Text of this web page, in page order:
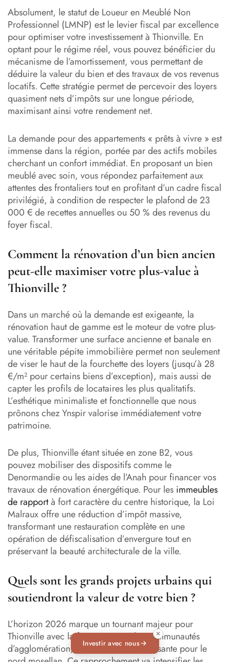
Absolument, le statut de Loueur en Meublé Non
Professionnel (LMNP) est le levier fiscal par excellence
pour optimiser votre investissement à Thionville. En
optant pour le régime réel, vous pouvez bénéficier du
mécanisme de l’amortissement, vous permettant de
déduire la valeur du bien et des travaux de vos revenus
locatifs. Cette stratégie permet de percevoir des loyers
quasiment nets d’impôts sur une longue période,
maximisant ainsi votre rendement net.
La demande pour des appartements « prêts à vivre » est
immense dans la région, portée par des actifs mobiles
cherchant un confort immédiat. En proposant un bien
meublé avec soin, vous répondez parfaitement aux
attentes des frontaliers tout en profitant d’un cadre fiscal
privilégié, à condition de respecter le plafond de 23
000 € de recettes annuelles ou 50 % des revenus du
foyer fiscal.
Comment la rénovation d’un bien ancien
peut-elle maximiser votre plus-value à
Thionville ?
Dans un marché où la demande est exigeante, la
rénovation haut de gamme est le moteur de votre plus-
value. Transformer une surface ancienne et banale en
une véritable pépite immobilière permet non seulement
de viser le haut de la fourchette des loyers (jusqu’à 28
€/m² pour certains biens d’exception), mais aussi de
capter les profils de locataires les plus qualitatifs.
L’esthétique minimaliste et fonctionnelle que nous
prônons chez Ynspir valorise immédiatement votre
patrimoine.
De plus, Thionville étant située en zone B2, vous
pouvez mobiliser des dispositifs comme le
Denormandie ou les aides de l’Anah pour financer vos
travaux de rénovation énergétique. Pour les immeubles
de rapportà fort caractère du centre historique, la Loi
Malraux offre une réduction d’impôt massive,
transformant une restauration complète en une
opération de défiscalisation d’envergure tout en
préservant la beauté architecturale de la ville.
Quels sont les grands projets urbains qui
soutiendront la valeur de votre bien ?
L’horizon 2026 marque un tournant majeur pour
Thionville avec la fusion prévue des communautés
d’agglomération, créant une entité puissante pour le
Investir avec nous
✕